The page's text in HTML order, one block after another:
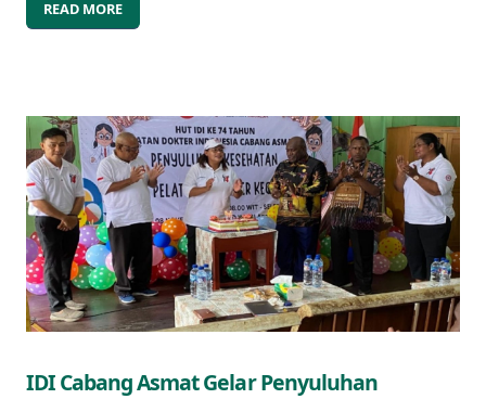
READ MORE
IDI Cabang Asmat Gelar Penyuluhan